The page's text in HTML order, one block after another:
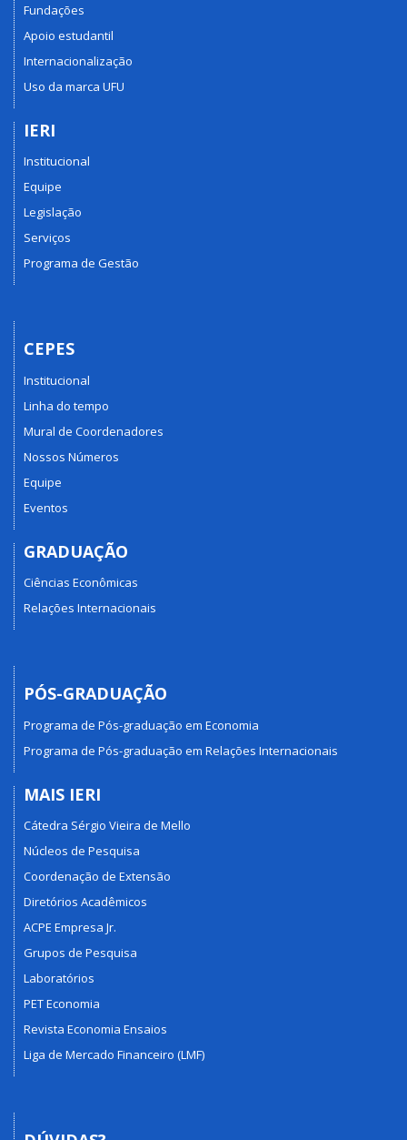
Fundações
Apoio estudantil
Internacionalização
Uso da marca UFU
IERI
Institucional
Equipe
Legislação
Serviços
Programa de Gestão
CEPES
Institucional
Linha do tempo
Mural de Coordenadores
Nossos Números
Equipe
Eventos
GRADUAÇÃO
Ciências Econômicas
Relações Internacionais
PÓS-GRADUAÇÃO
Programa de Pós-graduação em Economia
Programa de Pós-graduação em Relações Internacionais
MAIS IERI
Cátedra Sérgio Vieira de Mello
Núcleos de Pesquisa
Coordenação de Extensão
Diretórios Acadêmicos
ACPE Empresa Jr.
Grupos de Pesquisa
Laboratórios
PET Economia
Revista Economia Ensaios
Liga de Mercado Financeiro (LMF)